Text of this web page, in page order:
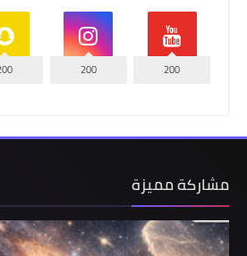
200
200
مشاركة مميزة